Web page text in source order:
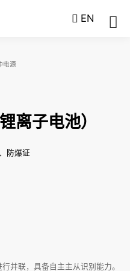
EN
电源
离子电池）
防爆证
并联，具备自主主从识别能力。